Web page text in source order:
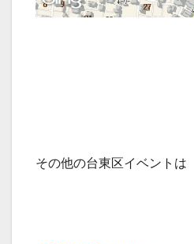
その他の台東区イベントは